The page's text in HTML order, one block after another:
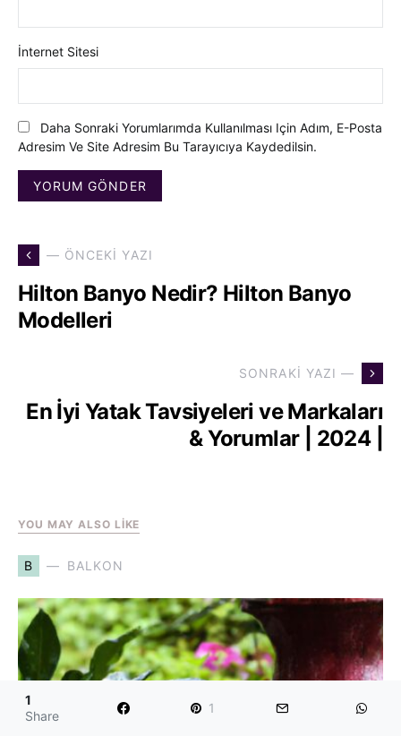
İnternet Sitesi
Daha Sonraki Yorumlarımda Kullanılması Için Adım, E-Posta
Adresim Ve Site Adresim Bu Tarayıcıya Kaydedilsin.
— ÖNCEKI YAZI
Hilton Banyo Nedir? Hilton Banyo
Modelleri
SONRAKI YAZI —
En İyi Yatak Tavsiyeleri ve Markaları
& Yorumlar | 2024 |
YOU MAY ALSO LIKE
B BALKON
1
Share
1